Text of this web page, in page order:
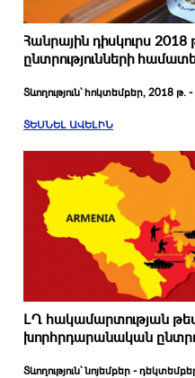
Հանրային դիսկուրս
ընտրությունների
Տևողություն՝ հոկտեմբեր, 2018 թ.
ՏԵՍՆԵԼ ԱՎԵԼԻՆ
ԼՂ հակամարտության
խորհրդարանական
Տևողություն՝ նոյեմբեր -